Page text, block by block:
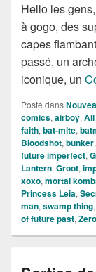
Hello les
à gogo, des
capes
passé, un
iconique, un
Posté dans
comics, airboy,
faith, bat-mite,
Bloodshot, bunker,
future imperfect,
Lantern, Groot,
xoxo, mortal
Princess Leia,
man, swamp thing,
of future past, Zero